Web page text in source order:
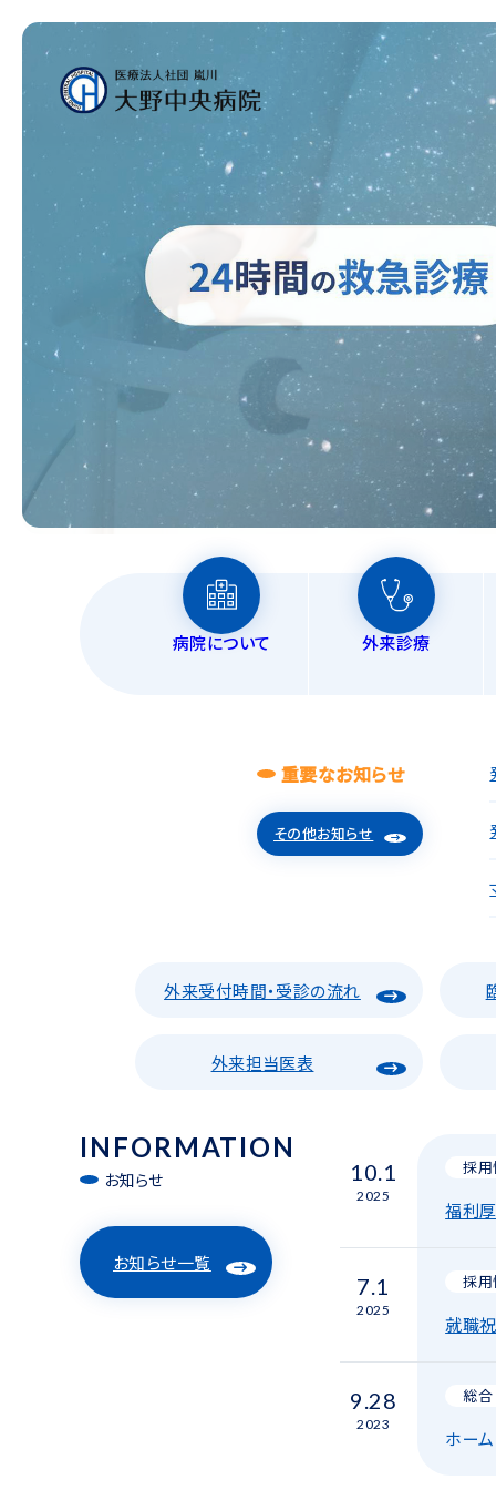
病院について 外来診療
外
臨
ご面会
入院中
内科
重要なお知らせ
その他お知らせ
外来受付時間・受診の流れ
外来担当医表
INFORMATION
お知らせ
お知らせ一覧
10.1
2025
採
福利
7.1
2025
採
就職
9.28
2023
総合
ホー